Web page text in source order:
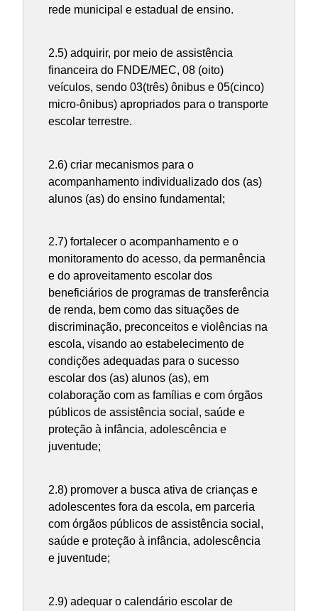
rede municipal e estadual de ensino.
2.5) adquirir, por meio de assistência
financeira do FNDE/MEC, 08 (oito)
veículos, sendo 03(três) ônibus e 05(cinco)
micro-ônibus) apropriados para o transporte
escolar terrestre.
2.6) criar mecanismos para o
acompanhamento individualizado dos (as)
alunos (as) do ensino fundamental;
2.7) fortalecer o acompanhamento e o
monitoramento do acesso, da permanência
e do aproveitamento escolar dos
beneficiários de programas de transferência
de renda, bem como das situações de
discriminação, preconceitos e violências na
escola, visando ao estabelecimento de
condições adequadas para o sucesso
escolar dos (as) alunos (as), em
colaboração com as famílias e com órgãos
públicos de assistência social, saúde e
proteção à infância, adolescência e
juventude;
2.8) promover a busca ativa de crianças e
adolescentes fora da escola, em parceria
com órgãos públicos de assistência social,
saúde e proteção à infância, adolescência
e juventude;
2.9) adequar o calendário escolar de